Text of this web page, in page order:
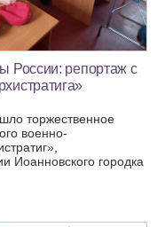
России: репортаж с
торжественное
военно-
Иоанновского городка